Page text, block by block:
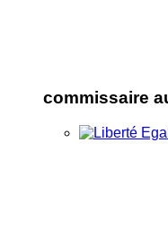
commissaire